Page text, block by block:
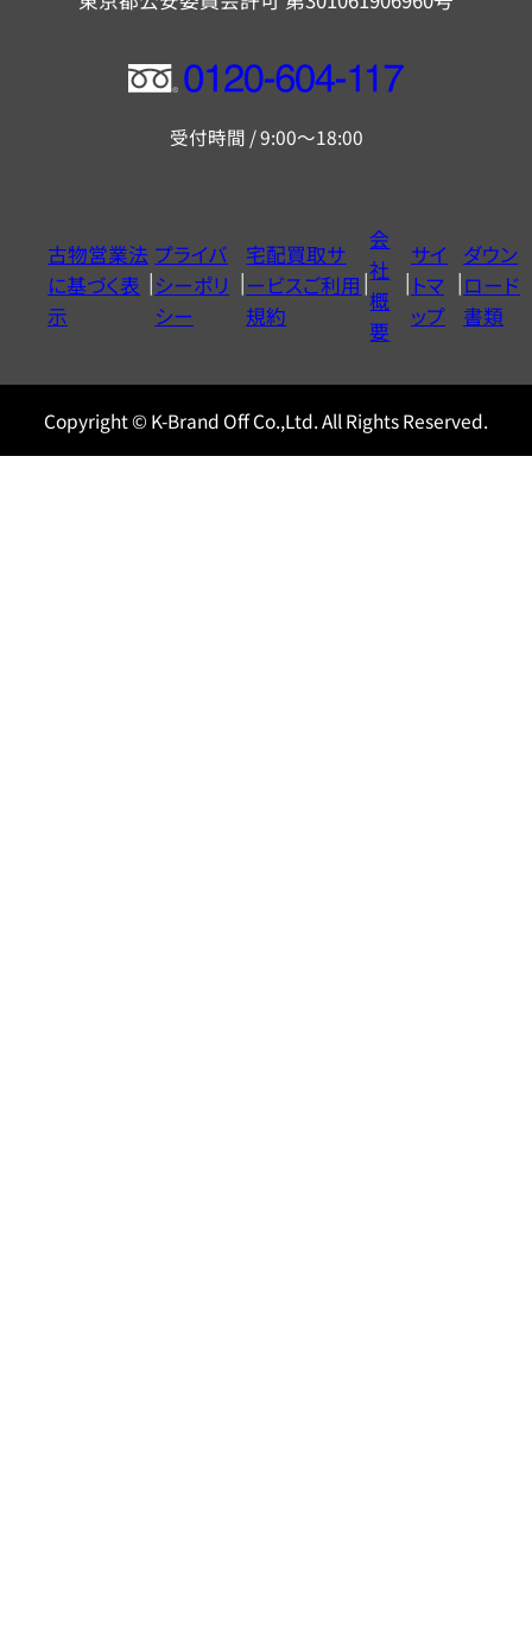
フ
ー
ヤ
ル
0120604117
受付時間 / 9:00～18:00
古物営業法
に基づく表
示
プライバ
シーポリ
シー
宅配買取サ
ービスご利用
規約
会
社
概
要
サイ
トマ
ップ
ダウン
ロード
書類
Copyright © K-Brand Off Co.,Ltd. All Rights Reserved.